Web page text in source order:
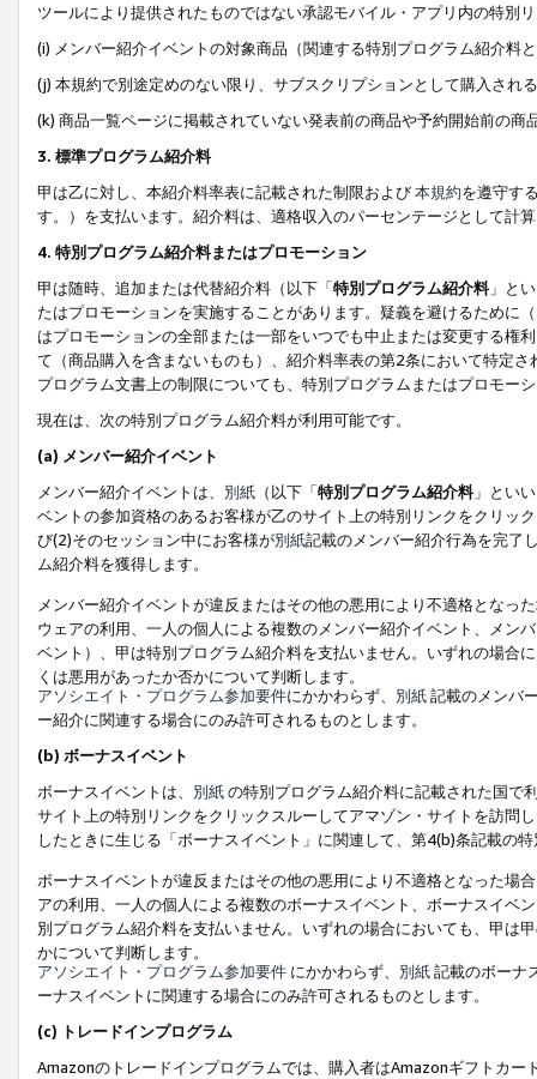
ツールにより提供されたものではない承認モバイル・アプリ内の特別
(i) メンバー紹介イベントの対象商品（関連する特別プログラム紹介料
(j) 本規約で別途定めのない限り、サブスクリプションとして購入され
(k) 商品一覧ページに掲載されていない発表前の商品や予約開始前の商
3. 標準プログラム紹介料
甲は乙に対し、本紹介料率表に記載された制限および本規約を遵守す
す。）を支払います。紹介料は、適格収入のパーセンテージとして計
4. 特別プログラム紹介料またはプロモーション
甲は随時、追加または代替紹介料（以下「特別プログラム紹介料」と
たはプロモーションを実施することがあります。疑義を避けるために
はプロモーションの全部または一部をいつでも中止または変更する権
て（商品購入を含まないものも）、紹介料率表の第2条において特定
プログラム文書上の制限についても、特別プログラムまたはプロモー
現在は、次の特別プログラム紹介料が利用可能です。
(a) メンバー紹介イベント
メンバー紹介イベントは、 別紙 （以下「特別プログラム紹介料」とい
ベントの参加資格のあるお客様が乙のサイト上の特別リンクをクリッ
び(2)そのセッション中にお客様が別紙記載のメンバー紹介行為を完了
ム紹介料を獲得します。
メンバー紹介イベントが違反またはその他の悪用により不適格となっ
ウェアの利用、一人の個人による複数のメンバー紹介イベント、メン
ベント）、甲は特別プログラム紹介料を支払いません。いずれの場合
くは悪用があったか否かについて判断します。
アソシエイト・プログラム参加要件にかかわらず、 別紙記載のメンバ
ー紹介に関連する場合にのみ許可されるものとします。
(b) ボーナスイベント
ボーナスイベントは、 別紙の特別プログラム紹介料に記載された国で
サイト上の特別リンクをクリックスルーしてアマゾン・サイトを訪問
したときに生じる「ボーナスイベント」に関連して、第4(b)条記載の
ボーナスイベントが違反またはその他の悪用により不適格となった場
アの利用、一人の個人による複数のボーナスイベント、ボーナスイベ
別プログラム紹介料を支払いません。いずれの場合においても、甲は
かについて判断します。
アソシエイト・プログラム参加要件 にかかわらず、 別紙記載のボーナ
ーナスイベントに関連する場合にのみ許可されるものとします。
(c) トレードインプログラム
Amazonのトレードインプログラムでは、購入者はAmazonギフトカ